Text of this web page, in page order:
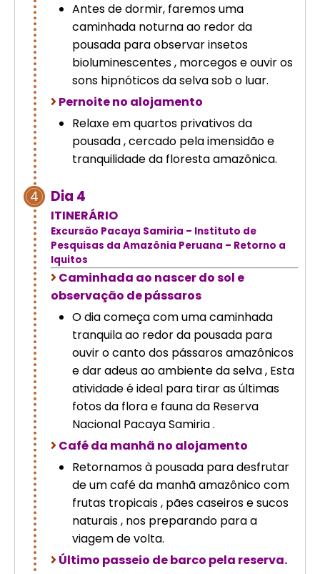
Antes de dormir, faremos uma
caminhada noturna ao redor da
pousada para observar insetos
bioluminescentes , morcegos e ouvir os
sons hipnóticos da selva sob o luar.
Pernoite no alojamento
Relaxe em quartos privativos da
pousada , cercado pela imensidão e
tranquilidade da floresta amazônica.
4 Dia 4
ITINERÁRIO
Excursão Pacaya Samiria – Instituto de
Pesquisas da Amazônia Peruana – Retorno a
Iquitos
Caminhada ao nascer do sol e
observação de pássaros
O dia começa com uma caminhada
tranquila ao redor da pousada para
ouvir o canto dos pássaros amazônicos
e dar adeus ao ambiente da selva , Esta
atividade é ideal para tirar as últimas
fotos da flora e fauna da Reserva
Nacional Pacaya Samiria .
Café da manhã no alojamento
Retornamos à pousada para desfrutar
de um café da manhã amazônico com
frutas tropicais , pães caseiros e sucos
naturais , nos preparando para a
viagem de volta.
Último passeio de barco pela reserva.